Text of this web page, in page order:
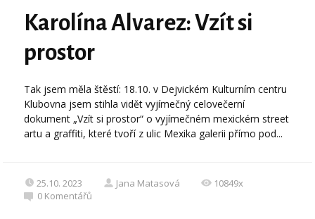
Karolína Alvarez: Vzít si
prostor
Tak jsem měla štěstí: 18.10. v Dejvickém Kulturním centru
Klubovna jsem stihla vidět vyjímečný celovečerní
dokument „Vzít si prostor“ o vyjímečném mexickém street
artu a graffiti, které tvoří z ulic Mexika galerii přímo pod...
25.10. 2023 Jana Matasová
10849x
0 Komentářů